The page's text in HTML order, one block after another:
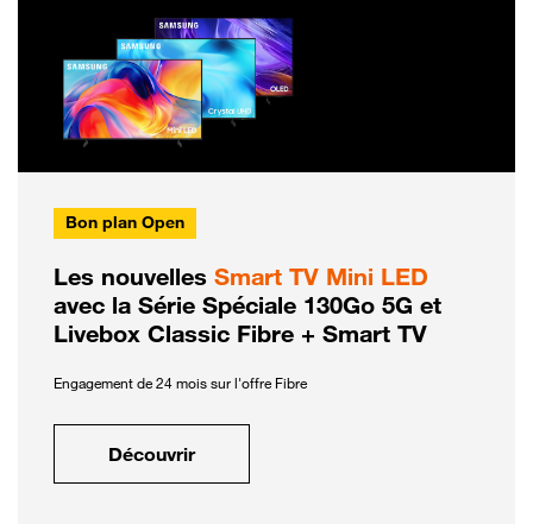
Bon plan Open
Les nouvelles Smart TV Mini LED
avec la Série Spéciale 130Go 5G et
Livebox Classic Fibre + Smart TV
Engagement de 24 mois sur l'offre Fibre
Découvrir